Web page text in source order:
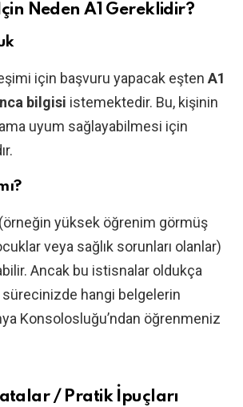
Neden A1 Gereklidir?
için başvuru yapacak eşten A1
bilgisi istemektedir. Bu, kişinin
uyum sağlayabilmesi için
yüksek öğrenim görmüş
veya sağlık sorunları olanlar)
Ancak bu istisnalar oldukça
sürecinizde hangi belgelerin
Konsolosluğu’ndan öğrenmeniz
/ Pratik İpuçları